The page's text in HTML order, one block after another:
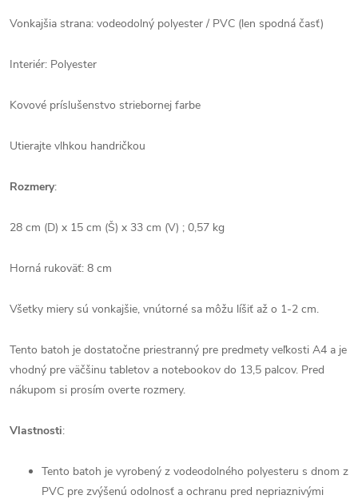
Vonkajšia strana: vodeodolný polyester / PVC (len spodná časť)
Interiér: Polyester
Kovové príslušenstvo striebornej farbe
Utierajte vlhkou handričkou
Rozmery:
28 cm (D) x 15 cm (Š) x 33 cm (V) ; 0,57 kg
Horná rukoväť: 8 cm
Všetky miery sú vonkajšie, vnútorné sa môžu líšiť až o 1-2 cm.
Tento batoh je dostatočne priestranný pre predmety veľkosti A4 a je
vhodný pre väčšinu tabletov a notebookov do 13,5 palcov. Pred
nákupom si prosím overte rozmery.
Vlastnosti:
Tento batoh je vyrobený z vodeodolného polyesteru s dnom z
PVC pre zvýšenú odolnosť a ochranu pred nepriaznivými